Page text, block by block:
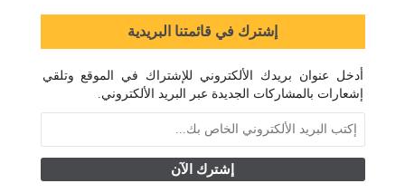
إشترك في قائمتنا البريدية
أدخل عنوان بريدك الألكتروني للإشتراك في الموقع وتلقي
إشعارات بالمشاركات الجديدة عبر البريد الألكتروني.